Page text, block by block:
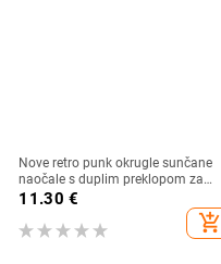
Nove retro punk okrugle sunčane
naočale s duplim preklopom za
žene, muškarce, sunčane naočale u
trendu, leopard okvir, naočale s
zakovicama UV400
11.30 €
add_shopping_cart